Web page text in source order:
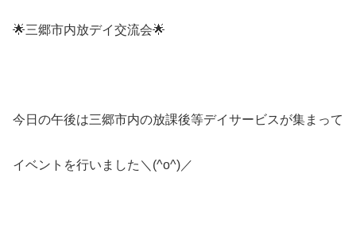
🌟三郷市内放デイ交流会🌟
今日の午後は三郷市内の放課後等デイサービスが集まって
イベントを行いました＼(^o^)／